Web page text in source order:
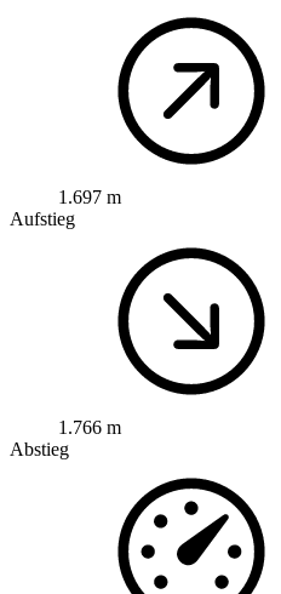
1.697 m
Aufstieg
1.766 m
Abstieg